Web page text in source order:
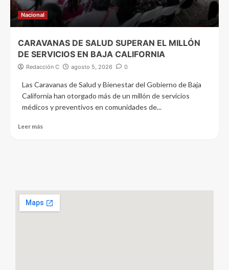
Nacional
CARAVANAS DE SALUD SUPERAN EL MILLÓN
DE SERVICIOS EN BAJA CALIFORNIA
Redacción C agosto 5, 2026 0
Las Caravanas de Salud y Bienestar del Gobierno de Baja
California han otorgado más de un millón de servicios
médicos y preventivos en comunidades de...
Leer más